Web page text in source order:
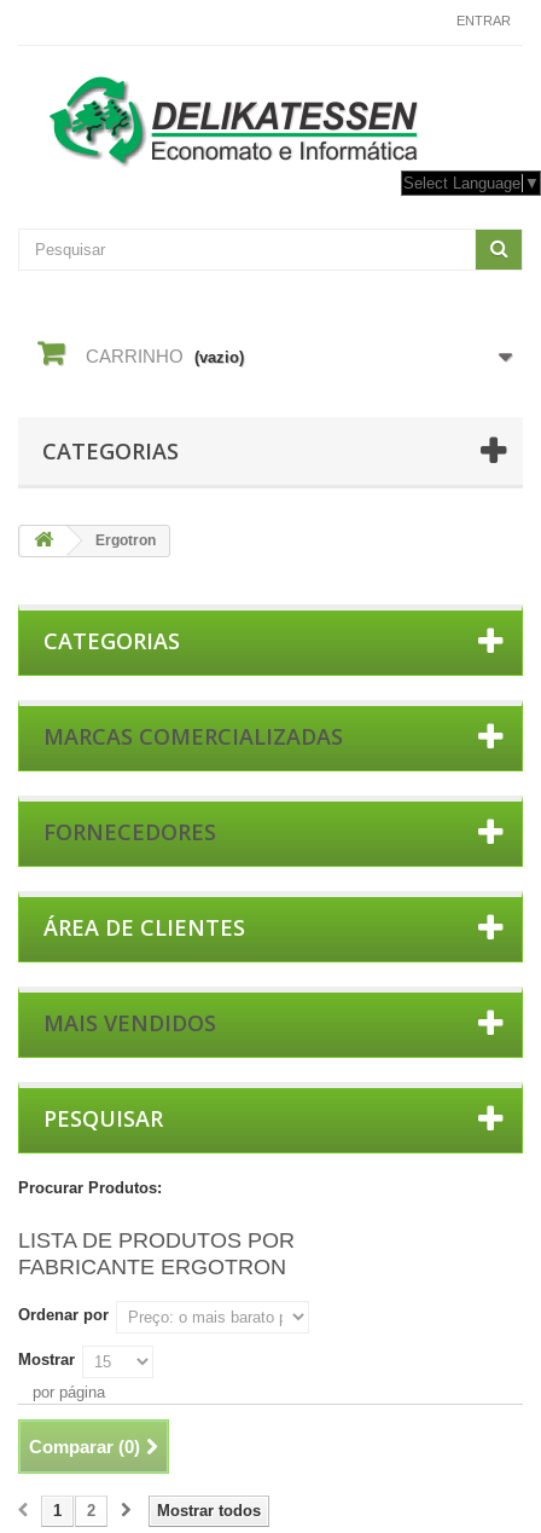
ENTRAR
Select Language ▼
CARRINHO (vazio)
CATEGORIAS
Ergotron
CATEGORIAS
MARCAS COMERCIALIZADAS
FORNECEDORES
ÁREA DE CLIENTES
MAIS VENDIDOS
PESQUISAR
Procurar Produtos:
LISTA DE PRODUTOS POR
FABRICANTE ERGOTRON
Ordenar por
Mostrar
por página
Comparar (0)
Mostrar todos
1 2